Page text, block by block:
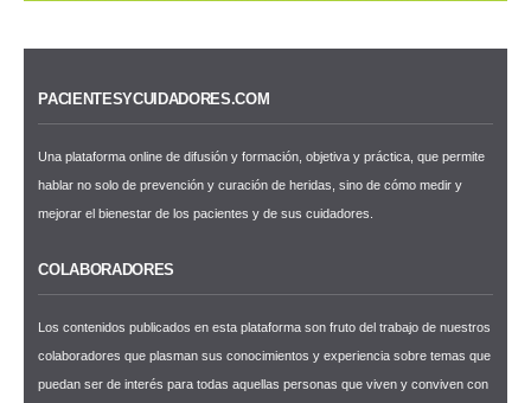
PACIENTESYCUIDADORES.COM
Una plataforma online de difusión y formación, objetiva y práctica, que permite
hablar no solo de prevención y curación de heridas, sino de cómo medir y
mejorar el bienestar de los pacientes y de sus cuidadores.
COLABORADORES
Los contenidos publicados en esta plataforma son fruto del trabajo de nuestros
colaboradores que plasman sus conocimientos y experiencia sobre temas que
puedan ser de interés para todas aquellas personas que viven y conviven con